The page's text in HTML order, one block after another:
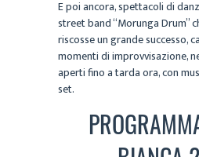
E poi ancora, spettacoli di
street band “Morunga Drum”
riscosse un grande successo,
momenti di improvvisazione,
aperti fino a tarda ora, con
set.